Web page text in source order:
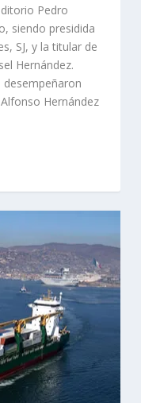
Pedro
siendo presidida
SJ, y la titular de
Hernández.
Hernández